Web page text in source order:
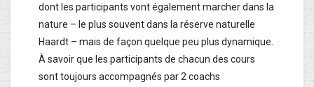
dont les participants vont également marcher dans la
nature – le plus souvent dans la réserve naturelle
Haardt – mais de façon quelque peu plus dynamique.
À savoir que les participants de chacun des cours
sont toujours accompagnés par 2 coachs